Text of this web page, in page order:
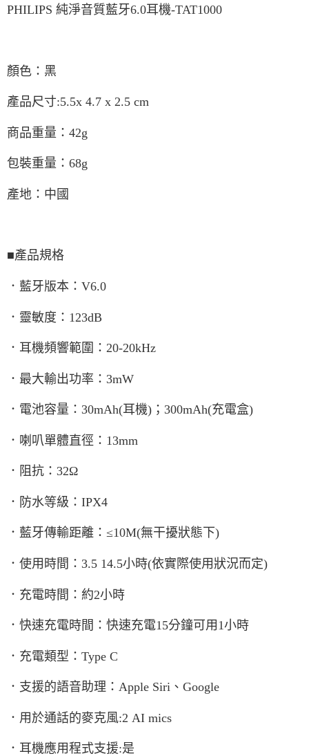
PHILIPS 純淨音質藍牙6.0耳機-TAT1000
顏色：黑
產品尺寸:5.5x 4.7 x 2.5 cm
商品重量：42g
包裝重量：68g
產地：中國
■產品規格
．藍牙版本：V6.0
．靈敏度：123dB
．耳機頻響範圍：20-20kHz
．最大輸出功率：3mW
．電池容量：30mAh(耳機)；300mAh(充電盒)
．喇叭單體直徑：13mm
．阻抗：32Ω
．防水等級：IPX4
．藍牙傳輸距離：≤10M(無干擾狀態下)
．使用時間：3.5 14.5小時(依實際使用狀況而定)
．充電時間：約2小時
．快速充電時間：快速充電15分鐘可用1小時
．充電類型：Type C
．支援的語音助理：Apple Siri、Google
．用於通話的麥克風:2 AI mics
．耳機應用程式支援:是